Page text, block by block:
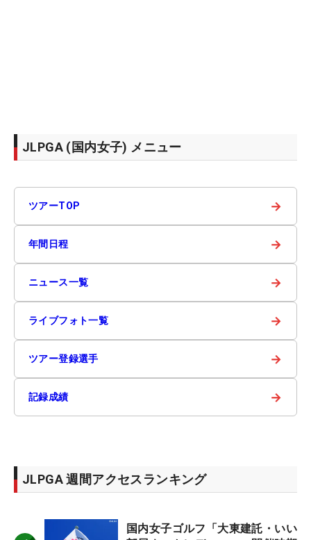
JLPGA (国内女子) メニュー
ツアーTOP →
年間日程 →
ニュース一覧 →
ライブフォト一覧 →
ツアー登録選手 →
記録成績 →
JLPGA 週間アクセスランキング
国内女子ゴルフ「大東建託・いい